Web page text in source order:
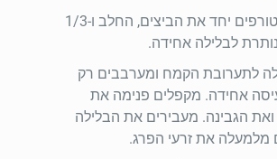
בקערה נפרדת, טורפים יחד את הביצים, החלב ו-1/3
לבלילה אחידה.
לתערובת הקמח ומערבבים רק
אחידה. מקפלים פנימה את
הגבינה. מעבירים את הבלילה
מלמעלה את זרעי הפרג.